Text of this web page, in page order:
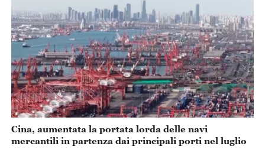
Cina, aumentata la portata lorda delle navi
mercantili in partenza dai principali porti nel luglio